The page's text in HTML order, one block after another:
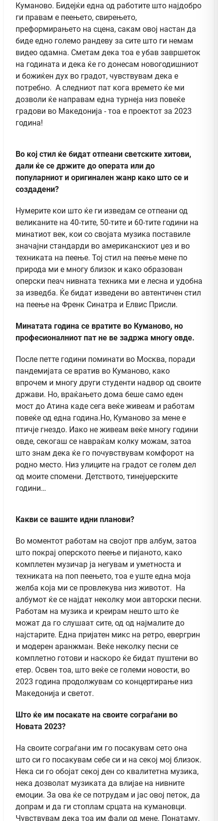
Куманово. Бидејќи една од работите што најдобро
ги правам е пеењето, свирењето,
преформирањето на сцена, сакам овој настан да
биде едно големо рандеву за сите што ги немам
видео одамна. Сметам дека тоа е убав завршеток
на годината и дека ќе го донесам новогодишниот
и божиќен дух во градот, чувствувам дека е
потребно. А следниот пат кога времето ќе ми
дозволи ќе направам една турнеја низ повеќе
градови во Македонија - тоа е проектот за 2023
година!
Во кој стил ќе бидат отпеани светските хитови,
дали ќе се држите до операта или до
популарниот и оригинален жанр како што се и
создадени?
Нумерите кои што ќе ги изведам се отпеани од
великаните на 40-тите, 50-тите и 60-тите години на
минатиот век, кои со својата музика поставиле
значајни стандарди во американскиот џез и во
техниката на пеење. Тој стил на пеење мене по
природа ми е многу близок и како образован
оперски пеач нивната техника ми е лесна и удобна
за изведба. Ќе бидат изведени во автентичен стил
на пеење на Френк Синатра и Елвис Присли.
Минатата година се вратите во Куманово, но
професионалниот пат не ве задржа многу овде.
После петте години поминати во Москва, поради
пандемијата се вратив во Куманово, како
впрочем и многу други студенти надвор од своите
држави. Но, враќањето дома беше само еден
мост до Атина каде сега веќе живеам и работам
повеќе од една година.Но, Куманово за мене е
птичје гнездо. Иако не живеам веќе многу години
овде, секогаш се навраќам колку можам, затоа
што знам дека ќе го почувствувам комфорот на
родно место. Низ улиците на градот се голем дел
од моите спомени. Детството, тинејџерските
години…
Какви се вашите идни планови?
Во моментот работам на својот прв албум, затоа
што покрај оперското пеење и пијаното, како
комплетен музичар ја негувам и уметноста и
техниката на поп пеењето, тоа е уште една моја
желба која ми се провлекува низ животот. На
албумот ќе се најдат неколку мои авторски песни.
Работам на музика и креирам нешто што ќе
можат да го слушаат сите, од од најмалите до
најстарите. Една пријатен микс на ретро, евергрин
и модерен аранжман. Веќе неколку песни се
комплетно готови и наскоро ќе бидат пуштени во
етер. Освен тоа, што веќе се големи новости, во
2023 година продолжувам со концертирање низ
Македонија и светот.
Што ќе им посакате на своите сограѓани во
Новата 2023?
На своите сограѓани им го посакувам сето она
што си го посакувам себе си и на секој мој близок.
Нека си го обојат секој ден со квалитетна музика,
нека дозволат музиката да влијае на нивните
емоции. За ова ќе се потрудам и јас овој петок, да
допрам и да ги стоплам срцата на кумановци.
Чувствувам дека тоа им фали од мене. Понатаму,